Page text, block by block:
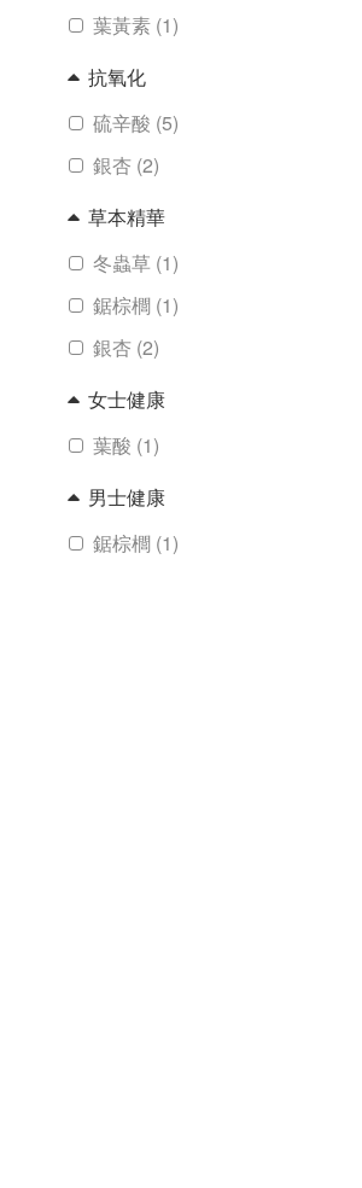
葉黃素 (1)
抗氧化
硫辛酸 (5)
銀杏 (2)
草本精華
冬蟲草 (1)
鋸棕櫚 (1)
銀杏 (2)
女士健康
葉酸 (1)
男士健康
鋸棕櫚 (1)